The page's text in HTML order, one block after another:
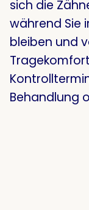
sich die
während Sie
bleiben und
Behandlung